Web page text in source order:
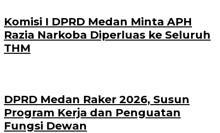
Komisi I DPRD Medan Minta APH
Razia Narkoba Diperluas ke Seluruh
THM
DPRD Medan Raker 2026, Susun
Program Kerja dan Penguatan
Fungsi Dewan